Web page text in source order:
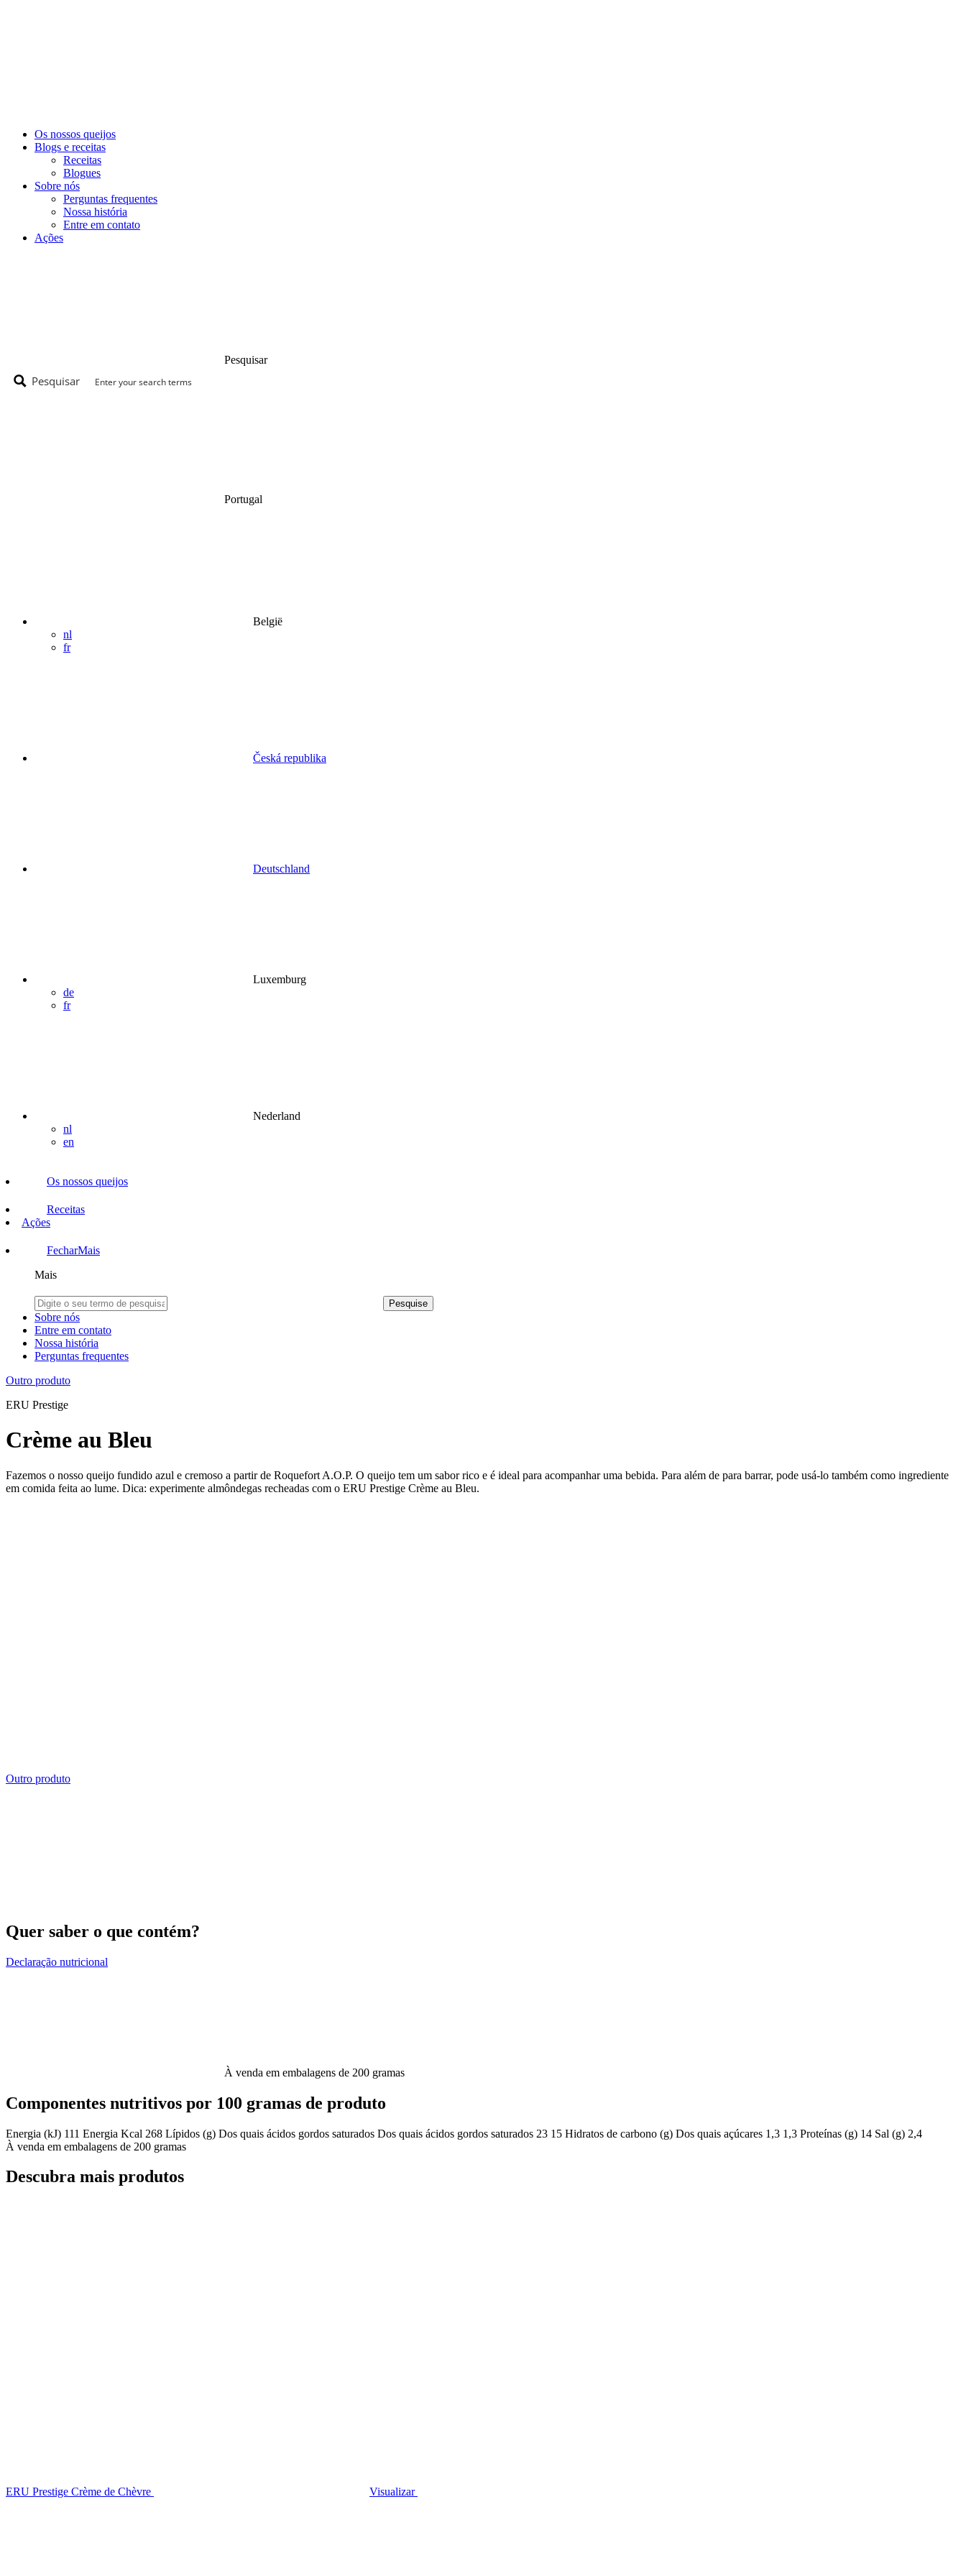
Os nossos queijos
Blogs e receitas
Receitas
Blogues
Sobre nós
Perguntas frequentes
Nossa história
Entre em contato
Ações
Pesquisar
Pesquisar
Portugal
België
nl
fr
Česká republika
Deutschland
Luxemburg
de
fr
Nederland
nl
en
Os nossos queijos
Receitas
Ações
FecharMais
Mais
Pesquise
Sobre nós
Entre em contato
Nossa história
Perguntas frequentes
Outro produto
ERU Prestige
Crème au Bleu
Fazemos o nosso queijo fundido azul e cremoso a partir de Roquefort A.O.P. O queijo tem um sabor rico e é ideal para acompanhar uma bebida. Para além de para barrar, pode usá-lo também como ingrediente
em comida feita ao lume. Dica: experimente almôndegas recheadas com o ERU Prestige Crème au Bleu.
Outro produto
Quer saber o que contém?
Declaração nutricional
À venda em embalagens de 200 gramas
Componentes nutritivos por 100 gramas de produto
Energia (kJ) 111 Energia Kcal 268 Lípidos (g) Dos quais ácidos gordos saturados Dos quais ácidos gordos saturados 23 15 Hidratos de carbono (g) Dos quais açúcares 1,3 1,3 Proteínas (g) 14 Sal (g) 2,4
À venda em embalagens de 200 gramas
Descubra mais produtos
ERU Prestige Crème de Chèvre Visualizar